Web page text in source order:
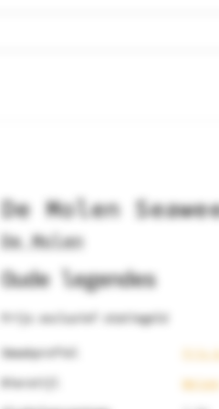
De Molen
De Molen
Oude legendes
Prijs exclusief statiegeld
Smaakprofiel
Fris
Bierstijl
Weizen